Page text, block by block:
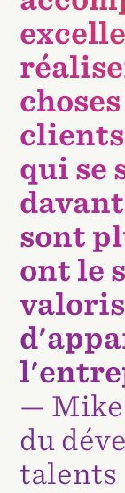
qui se
sont
ont le
—
du